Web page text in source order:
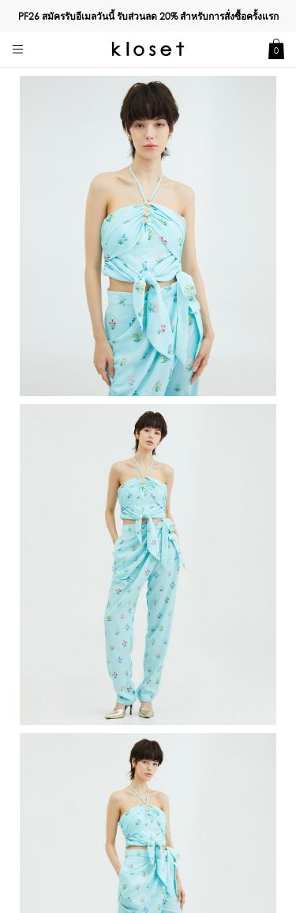
PF26 สมัครรับอีเมลวันนี้ รับส่วนลด20%สำหรับการสั่งซื้อครั้งแรก
0